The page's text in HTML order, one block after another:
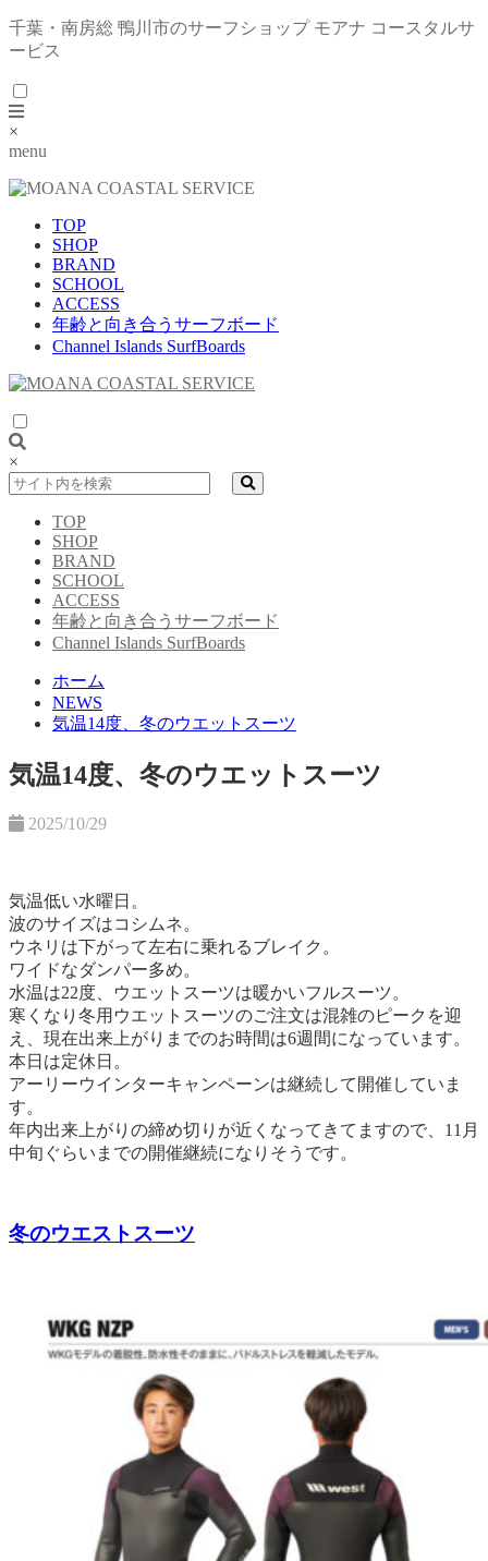
千葉・南房総 鴨川市のサーフショップ モアナ コースタルサ
ービス
×
menu
TOP
SHOP
BRAND
SCHOOL
ACCESS
年齢と向き合うサーフボード
Channel Islands SurfBoards
×
TOP
SHOP
BRAND
SCHOOL
ACCESS
年齢と向き合うサーフボード
Channel Islands SurfBoards
ホーム
NEWS
気温14度、冬のウエットスーツ
気温14度、冬のウエットスーツ
2025/10/29
気温低い水曜日。
波のサイズはコシムネ。
ウネリは下がって左右に乗れるブレイク。
ワイドなダンパー多め。
水温は22度、ウエットスーツは暖かいフルスーツ。
寒くなり冬用ウエットスーツのご注文は混雑のピークを迎
え、現在出来上がりまでのお時間は6週間になっています。
本日は定休日。
アーリーウインターキャンペーンは継続して開催していま
す。
年内出来上がりの締め切りが近くなってきてますので、11月
中旬ぐらいまでの開催継続になりそうです。
冬のウエストスーツ